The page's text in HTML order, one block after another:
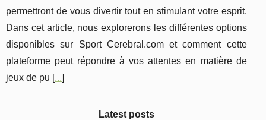
permettront de vous divertir tout en stimulant votre esprit.
Dans cet article, nous explorerons les différentes options
disponibles sur Sport Cerebral.com et comment cette
plateforme peut répondre à vos attentes en matière de
jeux de pu [...]
Latest posts